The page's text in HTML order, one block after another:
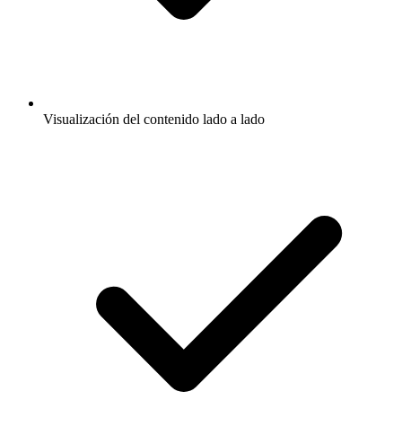
Visualización del contenido lado a lado